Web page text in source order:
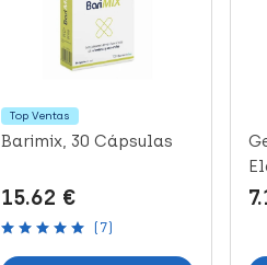
Top Ventas
Barimix, 30 Cápsulas
15.62 €
(7)